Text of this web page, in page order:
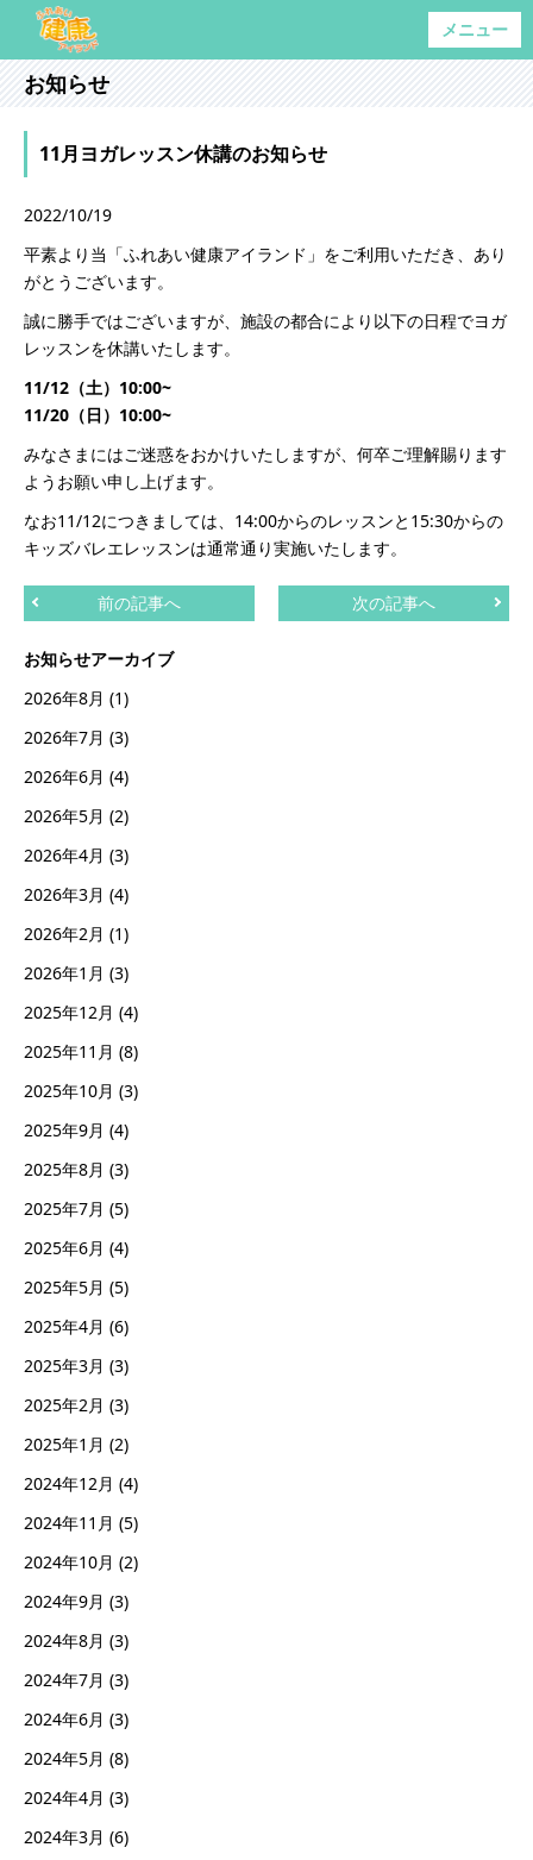
メニュー
お知らせ
11月ヨガレッスン休講のお知らせ
2022/10/19
平素より当「ふれあい健康アイランド」をご利用いただき、あり
がとうございます。
誠に勝手ではございますが、施設の都合により以下の日程でヨガ
レッスンを休講いたします。
11/12（土）10:00~
11/20（日）10:00~
みなさまにはご迷惑をおかけいたしますが、何卒ご理解賜ります
ようお願い申し上げます。
なお11/12につきましては、14:00からのレッスンと15:30からの
キッズバレエレッスンは通常通り実施いたします。
前の記事へ 次の記事へ
お知らせアーカイブ
2026年8月 (1)
2026年7月 (3)
2026年6月 (4)
2026年5月 (2)
2026年4月 (3)
2026年3月 (4)
2026年2月 (1)
2026年1月 (3)
2025年12月 (4)
2025年11月 (8)
2025年10月 (3)
2025年9月 (4)
2025年8月 (3)
2025年7月 (5)
2025年6月 (4)
2025年5月 (5)
2025年4月 (6)
2025年3月 (3)
2025年2月 (3)
2025年1月 (2)
2024年12月 (4)
2024年11月 (5)
2024年10月 (2)
2024年9月 (3)
2024年8月 (3)
2024年7月 (3)
2024年6月 (3)
2024年5月 (8)
2024年4月 (3)
2024年3月 (6)